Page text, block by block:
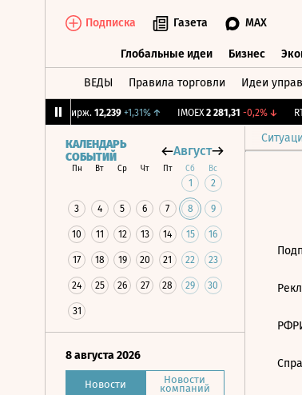
Подписка Газета MAX
Глобальные идеи Бизнес
ВЕДЫ Правила торговли Идеи
CNY Бирж. 12,239 +1,31%↑ IMOEX 2 281,31 -0,2%↓
КАЛЕНДАРЬ
СОБЫТИЙ
Август
Пн Вт Ср Чт Пт Сб Вс
1 2
3 4 5 6 7 8 9
10 11 12 13 14 15 16
17 18 19 20 21 22 23
24 25 26 27 28 29 30
31
8 августа 2026
Новости Новости
компаний